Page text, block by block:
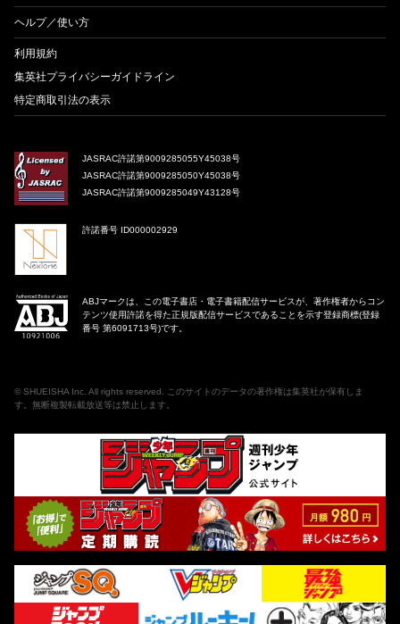
ヘルプ／使い方
利用規約
集英社プライバシーガイドライン
特定商取引法の表示
JASRAC許諾第9009285055Y45038号
JASRAC許諾第9009285050Y45038号
JASRAC許諾第9009285049Y43128号
許諾番号 ID000002929
ABJマークは、この電子書店・電子書籍配信サービスが、著作権者からコン
テンツ使用許諾を得た正規版配信サービスであることを示す登録商標(登録
番号 第6091713号)です。
© SHUEISHA Inc. All rights reserved. このサイトのデータの著作権は集英社が保有しま
す。無断複製転載放送等は禁止します。